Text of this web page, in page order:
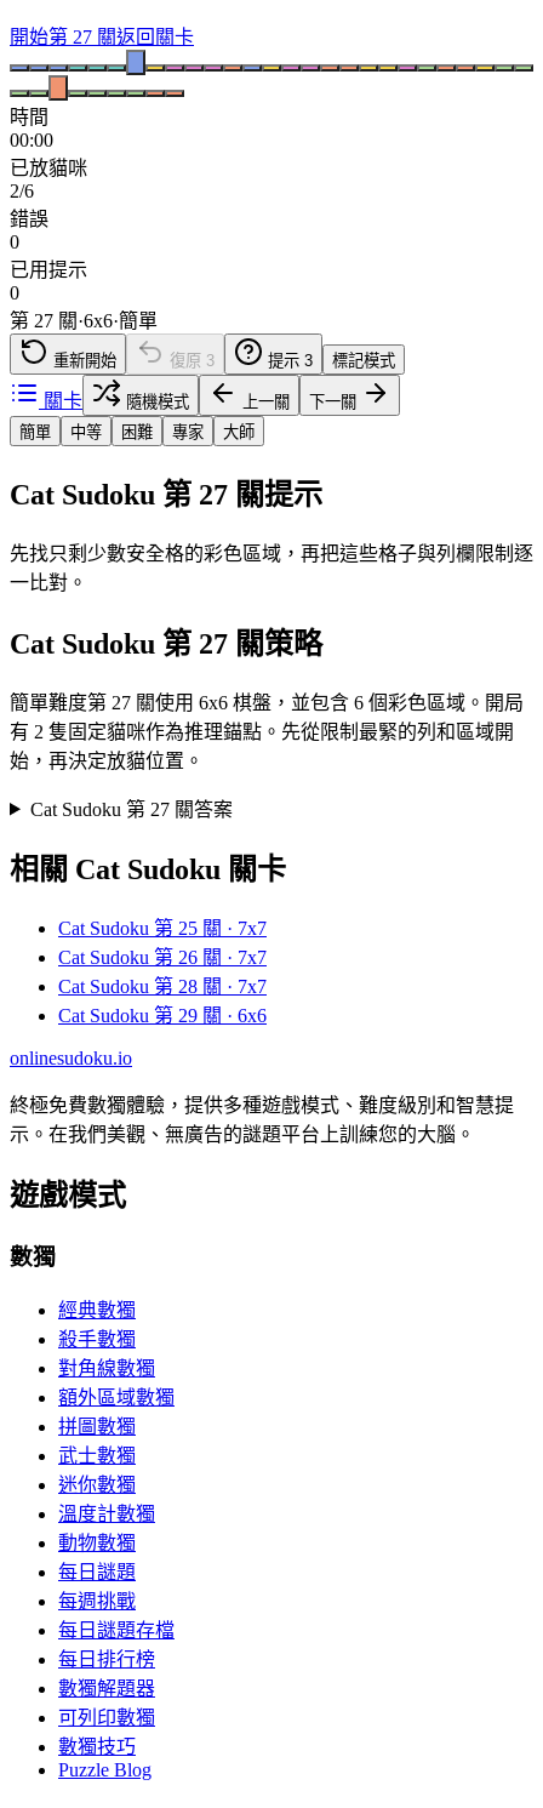
開始第 27 關返回關卡
時間
00:00
已放貓咪
2/6
錯誤
0
已用提示
0
第 27 關·6x6·簡單
重新開始 復原 3 提示 3 標記模式
關卡 隨機模式 上一關
下一關
簡單
中等 困難 專家 大師
Cat Sudoku 第 27 關提示
先找只剩少數安全格的彩色區域，再把這些格子與列欄限制逐
一比對。
Cat Sudoku 第 27 關策略
簡單難度第 27 關使用 6x6 棋盤，並包含 6 個彩色區域。開局
有 2 隻固定貓咪作為推理錨點。先從限制最緊的列和區域開
始，再決定放貓位置。
Cat Sudoku 第 27 關答案
相關 Cat Sudoku 關卡
Cat Sudoku 第 25 關 · 7x7
Cat Sudoku 第 26 關 · 7x7
Cat Sudoku 第 28 關 · 7x7
Cat Sudoku 第 29 關 · 6x6
onlinesudoku.io
終極免費數獨體驗，提供多種遊戲模式、難度級別和智慧提
示。在我們美觀、無廣告的謎題平台上訓練您的大腦。
遊戲模式
數獨
經典數獨
殺手數獨
對角線數獨
額外區域數獨
拼圖數獨
武士數獨
迷你數獨
溫度計數獨
動物數獨
每日謎題
每週挑戰
每日謎題存檔
每日排行榜
數獨解題器
可列印數獨
數獨技巧
Puzzle Blog